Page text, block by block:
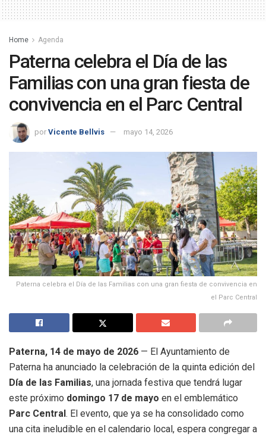
Home Agenda
Paterna celebra el Día de las
Familias con una gran fiesta de
convivencia en el Parc Central
por Vicente Bellvis mayo 14, 2026
Paterna celebra el Día de las Familias con una gran fiesta de convivencia en
el Parc Central
Paterna, 14 de mayo de 2026 — El Ayuntamiento de
Paterna ha anunciado la celebración de la quinta edición del
Día de las Familias, una jornada festiva que tendrá lugar
este próximo domingo 17 de mayo en el emblemático
Parc Central . El evento, que ya se ha consolidado como
una cita ineludible en el calendario local, espera congregar a